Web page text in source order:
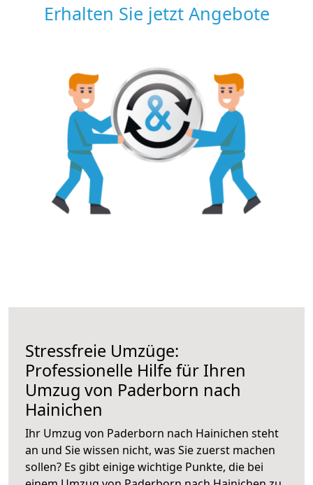
Erhalten Sie jetzt Angebote
Stressfreie Umzüge:
Professionelle Hilfe für Ihren
Umzug von Paderborn nach
Hainichen
Ihr Umzug von Paderborn nach Hainichen steht
an und Sie wissen nicht, was Sie zuerst machen
sollen? Es gibt einige wichtige Punkte, die bei